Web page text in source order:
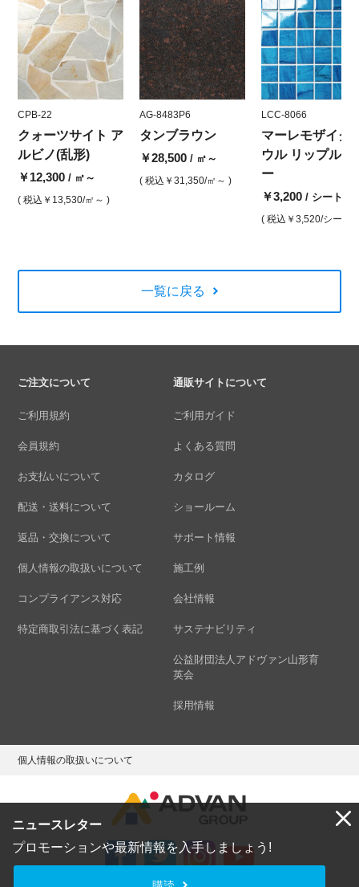
ニュースレター
プロモーションや最新情報を入手しましょう!
CPB-22
クォーツサイト ア
ルビノ(乱形)
￥12,300/ ㎡～
( 税込 ￥13,530/㎡～ )
AG-8483P6
タンブラウン
￥28,500/ ㎡～
( 税込 ￥31,350/㎡～ )
LCC-8066
マーレモザイク
ウル リップルブ
ー
￥3,200/ シート～
( 税込 ￥3,520/シート
一覧に戻る
ご注文について
ご利用規約
会員規約
お支払いについて
配送・送料について
返品・交換について
個人情報の取扱いについて
コンプライアンス対応
特定商取引法に基づく表記
通販サイトについて
ご利用ガイド
よくある質問
カタログ
ショールーム
サポート情報
施工例
会社情報
サステナビリティ
公益財団法人アドヴァン山形育
英会
採用情報
個人情報の取扱いについて